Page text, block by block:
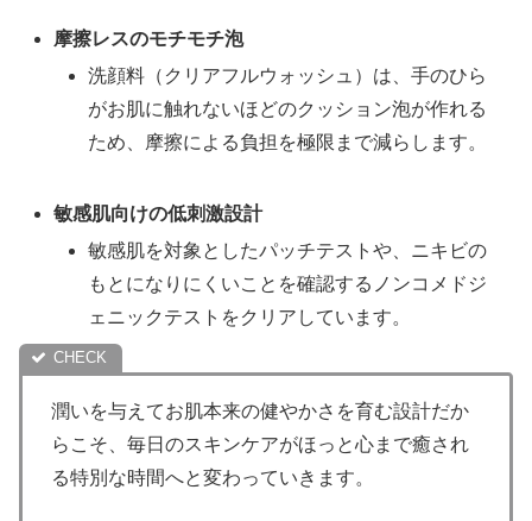
摩擦レスのモチモチ泡
洗顔料（クリアフルウォッシュ）は、手のひら
がお肌に触れないほどのクッション泡が作れる
ため、摩擦による負担を極限まで減らします。
敏感肌向けの低刺激設計
敏感肌を対象としたパッチテストや、ニキビの
もとになりにくいことを確認するノンコメドジ
ェニックテストをクリアしています。
潤いを与えてお肌本来の健やかさを育む設計だか
らこそ、毎日のスキンケアがほっと心まで癒され
る特別な時間へと変わっていきます。